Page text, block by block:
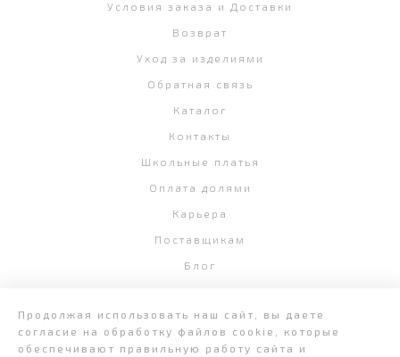
Условия заказа и Доставки
Возврат
Уход за изделиями
Обратная связь
Каталог
Контакты
Школьные платья
Оплата долями
Карьера
Поставщикам
Блог
+7 (343) 382-58-07
Продолжая использовать наш сайт, вы даете
согласие на обработку файлов cookie, которые
обеспечивают правильную работу сайта и